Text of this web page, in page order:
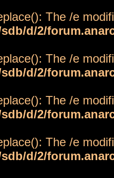
The /e
d/2/
The /e
d/2/
The /e
d/2/
The /e
d/2/